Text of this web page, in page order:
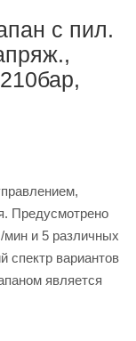
с пил.
Предусмотрено
и 5 различных
спектр вариантов
является